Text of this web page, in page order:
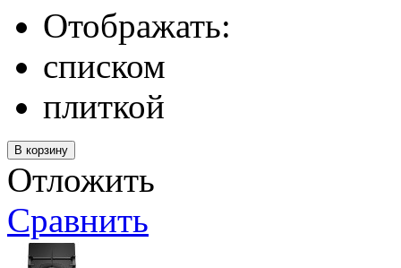
Отображать:
списком
плиткой
Отложить
Сравнить